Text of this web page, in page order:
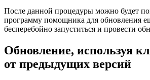
После данной процедуры можно будет
программу помощника для обновления
бесперебойно запуститься и провести
Обновление, используя
от предыдущих версий